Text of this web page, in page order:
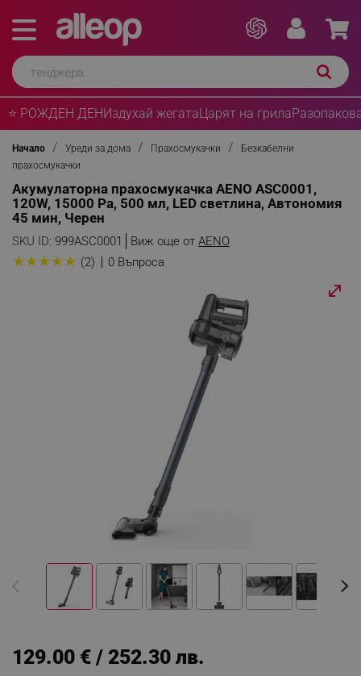
⭐ РОЖДЕН ДЕНИздухай жегатаЦарят на грила
Начало Уреди за дома Прахосмукачки
Безкабелни
прахосмукачки
Акумулаторна прахосмукачка AENO ASC0001,
120W, 15000 Pa, 500 мл, LED светлина, Автономия
45 мин, Черен
SKU ID: 999ASC0001 Виж още от AENO
★★★★★ (2) 0 Въпроса
129.00 € / 252.30 лв.